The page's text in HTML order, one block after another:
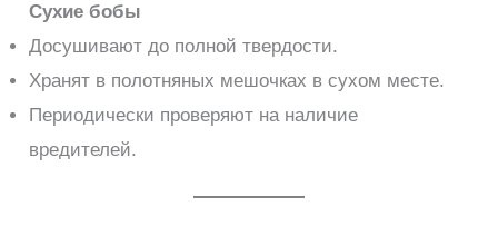
Сухие бобы
Досушивают до полной твердости.
Хранят в полотняных мешочках в сухом месте.
Периодически проверяют на наличие
вредителей.